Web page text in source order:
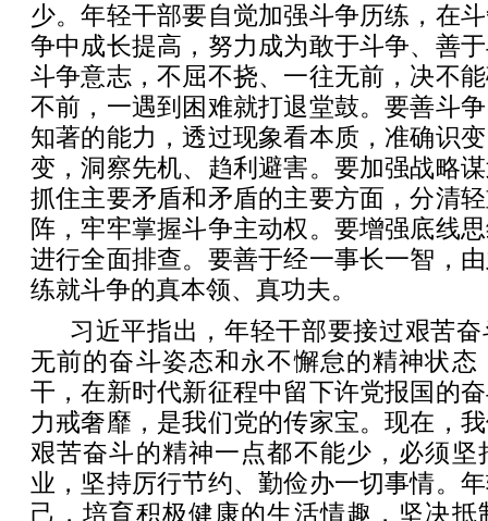
少。年轻干部要自觉加强斗争历练，在
争中成长提高，努力成为敢于斗争、善
斗争意志，不屈不挠、一往无前，决不
不前，一遇到困难就打退堂鼓。要善斗
知著的能力，透过现象看本质，准确识
变，洞察先机、趋利避害。要加强战略
抓住主要矛盾和矛盾的主要方面，分清
阵，牢牢掌握斗争主动权。要增强底线
进行全面排查。要善于经一事长一智，
练就斗争的真本领、真功夫。
习近平指出，年轻干部要接过艰苦
无前的奋斗姿态和永不懈怠的精神状态
干，在新时代新征程中留下许党报国的
力戒奢靡，是我们党的传家宝。现在，
艰苦奋斗的精神一点都不能少，必须坚
业，坚持厉行节约、勤俭办一切事情。
己，培育积极健康的生活情趣，坚决抵